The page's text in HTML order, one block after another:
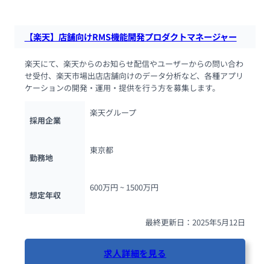
【楽天】店舗向けRMS機能開発プロダクトマネージャー
楽天にて、楽天からのお知らせ配信やユーザーからの問い合わ
せ受付、楽天市場出店店舗向けのデータ分析など、各種アプリ
ケーションの開発・運用・提供を行う方を募集します。
採用企業
楽天グループ
勤務地
東京都
想定年収
600万円 ~ 1500万円
最終更新日：2025年5月12日
求人詳細を見る